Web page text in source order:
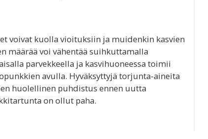
voivat kuolla vioituksiin ja muidenkin kasvien
määrää voi vähentää suihkuttamalla
parvekkeella ja kasvihuoneessa toimii
avulla. Hyväksyttyjä torjunta-aineita
huolellinen puhdistus ennen uutta
on ollut paha.